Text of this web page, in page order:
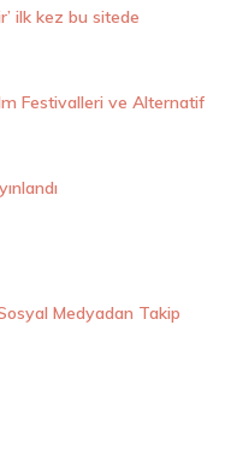
ilk kez bu sitede
Festivalleri ve Alternatif
Medyadan Takip